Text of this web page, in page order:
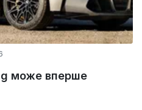
може вперше